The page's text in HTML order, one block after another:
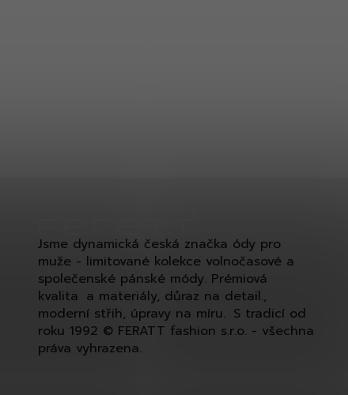
Jsme dynamická česká značka ódy pro
muže - limitované kolekce volnočasové a
společenské pánské módy. Prémiová
kvalita a materiály, důraz na detail.,
moderní střih, úpravy na míru. S tradicí od
roku 1992 © FERATT fashion s.r.o. - všechna
práva vyhrazena.